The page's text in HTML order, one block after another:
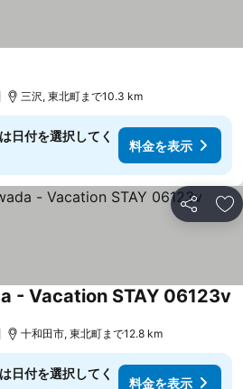
三沢, 東北町まで10.3 km
日付を選択してく
料金を表示
シェア お
- Vacation STAY 06123v
十和田市, 東北町まで12.8 km
日付を選択してく
料金を表示